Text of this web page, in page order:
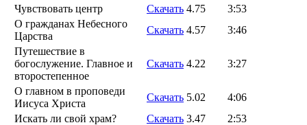
Чувствовать центр
Скачать 4.75
3:53
О гражданах Небесного
Царства
Скачать 4.57
3:46
Путешествие в
богослужение. Главное и
второстепенное
Скачать 4.22 3:27
О главном в проповеди
Иисуса Христа
Скачать 5.02
4:06
Искать ли свой храм?
Скачать 3.47
2:53